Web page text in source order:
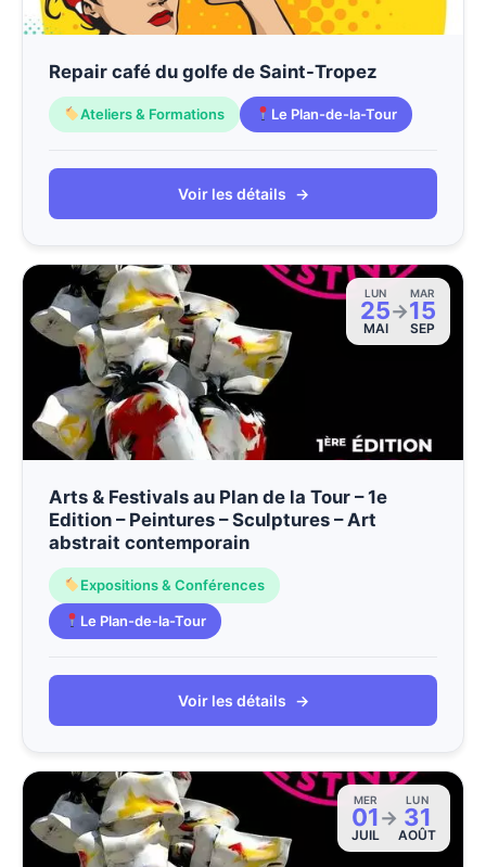
Repair café du golfe de Saint-Tropez
Ateliers & Formations Le Plan-de-la-Tour
Voir les détails →
LUN
25
MAI
→
MAR
15
SEP
Arts & Festivals au Plan de la Tour – 1e
Edition – Peintures – Sculptures – Art
abstrait contemporain
Expositions & Conférences
Le Plan-de-la-Tour
Voir les détails →
MER
01
JUIL
→
LUN
31
AOÛT